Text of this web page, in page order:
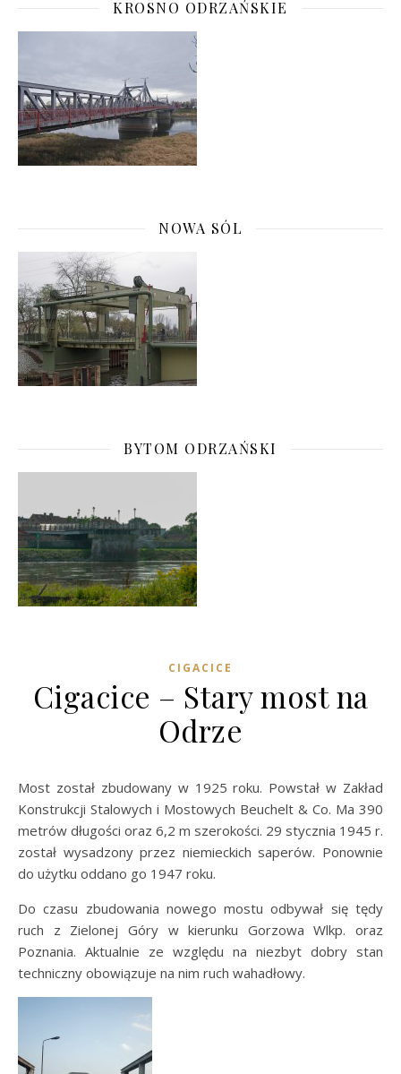
KROSNO ODRZAŃSKIE
NOWA SÓL
BYTOM ODRZAŃSKI
CIGACICE
Cigacice – Stary most na
Odrze
Most został zbudowany w 1925 roku. Powstał w Zakład
Konstrukcji Stalowych i Mostowych Beuchelt & Co. Ma 390
metrów długości oraz 6,2 m szerokości. 29 stycznia 1945 r.
został wysadzony przez niemieckich saperów. Ponownie
do użytku oddano go 1947 roku.
Do czasu zbudowania nowego mostu odbywał się tędy
ruch z Zielonej Góry w kierunku Gorzowa Wlkp. oraz
Poznania. Aktualnie ze względu na niezbyt dobry stan
techniczny obowiązuje na nim ruch wahadłowy.